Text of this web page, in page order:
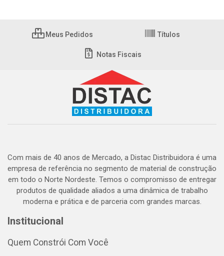
Meus Pedidos Títulos
Notas Fiscais
Com mais de 40 anos de Mercado, a Distac Distribuidora é uma
empresa de referência no segmento de material de construção
em todo o Norte Nordeste. Temos o compromisso de entregar
produtos de qualidade aliados a uma dinâmica de trabalho
moderna e prática e de parceria com grandes marcas.
Institucional
Quem Constrói Com Você